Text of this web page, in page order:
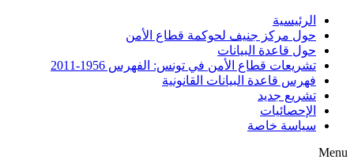
الرئيسية
حول مركز جنيف لحوكمة قطاع الأمن
حول قاعدة البيانات
تشريعات قطاع الأمن في تونس: الفهرس 1956-2011
فهرس قاعدة البيانات القانونية
تشريع جديد
الإحصائيات
سياسة خاصة
Menu